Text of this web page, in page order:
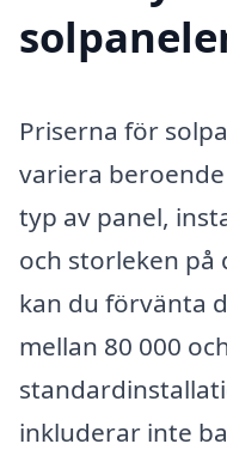
Priserna för
variera
typ av panel,
och storleken på
kan du förvänta
mellan 80 000
inkluderar inte